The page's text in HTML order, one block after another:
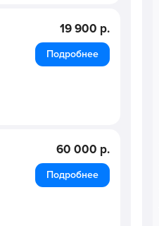
19 900 р.
Подробнее
60 000 р.
Подробнее